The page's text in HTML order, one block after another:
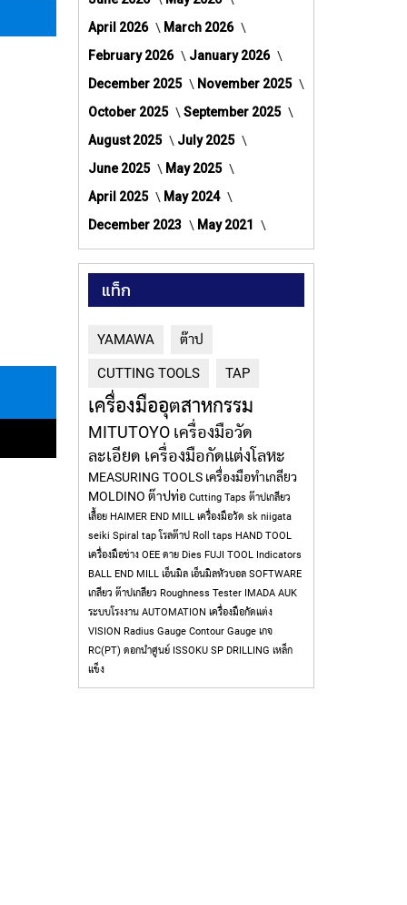
April 2026
March 2026
February 2026
January 2026
December 2025
November 2025
October 2025
September 2025
August 2025
July 2025
June 2025
May 2025
April 2025
May 2024
December 2023
May 2021
แท็ก
YAMAWA ต๊าป
CUTTING TOOLS TAP
เครื่องมืออุตสาหกรรม
MITUTOYO เครื่องมือวัด
ละเอียด เครื่องมือกัดแต่งโลหะ
MEASURING TOOLS เครื่องมือทำเกลียว
MOLDINO ต๊าปท่อ Cutting Taps ต๊าปเกลียว
เลื้อย HAIMER END MILL เครื่องมือวัด sk niigata
seiki Spiral tap โรลต๊าป Roll taps HAND TOOL
เครื่องมือช่าง OEE ดาย Dies FUJI TOOL Indicators
BALL END MILL เอ็นมิล เอ็นมิลหัวบอล SOFTWARE
เกลียว ต๊าปเกลียว Roughness Tester IMADA AUK
ระบบโรงงาน AUTOMATION เครื่องมือกัดแต่ง
VISION Radius Gauge Contour Gauge เกจ
RC(PT) ดอกนำศูนย์ ISSOKU SP DRILLING เหล็ก
แข็ง